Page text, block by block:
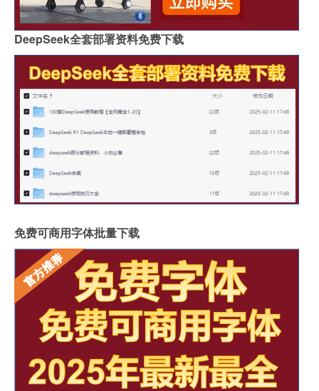
DeepSeek全套部署资料免费下载
免费可商用字体批量下载